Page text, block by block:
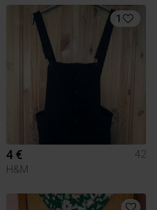
1
4 €
42
H&M